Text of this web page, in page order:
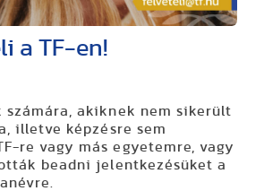
a TF-en!
számára, akiknek nem sikerült
illetve képzésre sem
re vagy más egyetemre, vagy
beadni jelentkezésüket a